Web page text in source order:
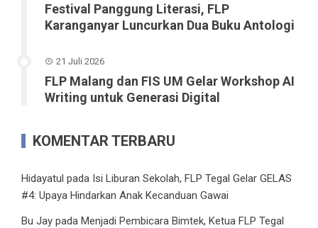
Festival Panggung Literasi, FLP
Karanganyar Luncurkan Dua Buku Antologi
21 Juli 2026
FLP Malang dan FIS UM Gelar Workshop AI
Writing untuk Generasi Digital
KOMENTAR TERBARU
Hidayatul pada Isi Liburan Sekolah, FLP Tegal Gelar GELAS
#4: Upaya Hindarkan Anak Kecanduan Gawai
Bu Jay pada Menjadi Pembicara Bimtek, Ketua FLP Tegal